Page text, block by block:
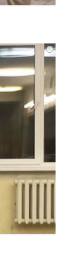
i